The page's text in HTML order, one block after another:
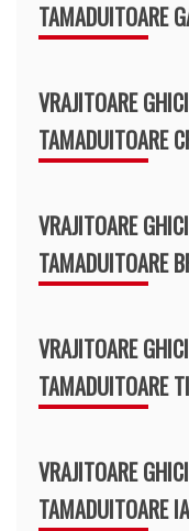
TAMADUITOARE
VRAJITOARE
TAMADUITOARE
VRAJITOARE
TAMADUITOARE
VRAJITOARE
TAMADUITOARE
VRAJITOARE
TAMADUITOARE